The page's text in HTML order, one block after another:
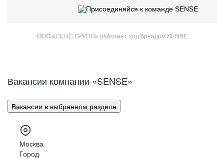
ООО «СЕНС ГРУПП» работает под брендом SENSE
Вакансии компании «SENSE»
Вакансии в выбранном разделе
Москва
Город